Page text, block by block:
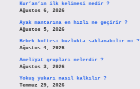
Kur’an’ın ilk kelimesi nedir ?
Ağustos 6, 2026
Ayak mantarına en hızlı ne geçirir ?
Ağustos 5, 2026
Bebek köftesi buzlukta saklanabilir mi ?
Ağustos 4, 2026
Ameliyat grupları nelerdir ?
Ağustos 3, 2026
Yokuş yukarı nasıl kalkılır ?
Temmuz 29, 2026